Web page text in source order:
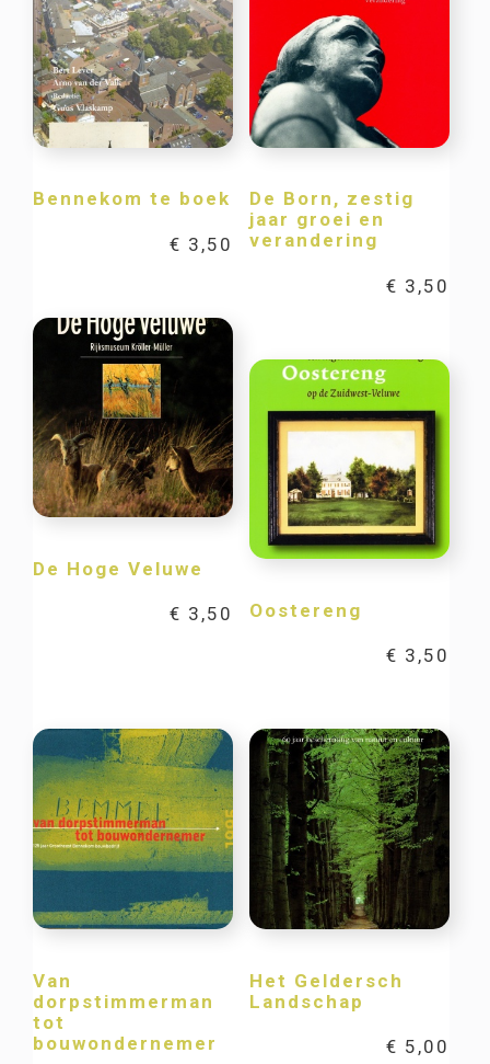
Bennekom te boek
€ 3,50
De Born, zestig
jaar groei en
verandering
€ 3,50
De Hoge Veluwe
€ 3,50 Oostereng
€ 3,50
Van
dorpstimmerman
tot
bouwondernemer
Het Geldersch
Landschap
€ 5,00